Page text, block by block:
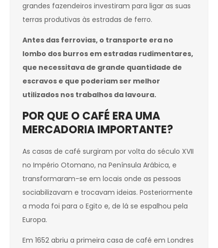
grandes fazendeiros investiram para ligar as suas
terras produtivas às estradas de ferro.
Antes das ferrovias, o transporte era no
lombo dos burros em estradas rudimentares,
que necessitava de grande quantidade de
escravos e que poderiam ser melhor
utilizados nos trabalhos da lavoura.
POR QUE O CAFÉ ERA UMA
MERCADORIA IMPORTANTE?
As casas de café surgiram por volta do século XVII
no Império Otomano, na Península Arábica, e
transformaram-se em locais onde as pessoas
sociabilizavam e trocavam ideias. Posteriormente
a moda foi para o Egito e, de lá se espalhou pela
Europa.
Em 1652 abriu a primeira casa de café em Londres